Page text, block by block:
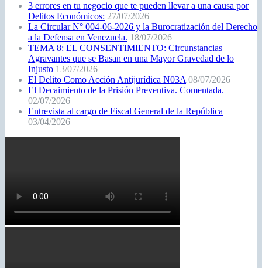
3 errores en tu negocio que te pueden llevar a una causa por
Delitos Económicos: 27/07/2026
La Circular N° 004-06-2026 y la Burocratización del Derecho
a la Defensa en Venezuela. 18/07/2026
TEMA 8: EL CONSENTIMIENTO: Circunstancias
Agravantes que se Basan en una Mayor Gravedad de lo
Injusto 13/07/2026
El Delito Como Acción Antijurídica N03A 08/07/2026
El Decaimiento de la Prisión Preventiva. Comentada.
02/07/2026
Entrevista al cargo de Fiscal General de la República
03/04/2026